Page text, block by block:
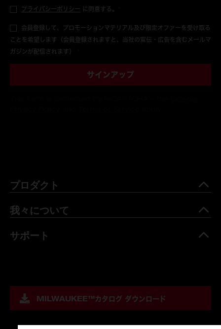
プロダクト
我々について
サポート
プライバシーポリシー に同意する。 *
会員登録して、プロモーションマテリアル及び限定オファーを受け取る
ことを希望します（会員登録されますと、当社の宣伝・広告を含むメールマ
ガジンが配信されます） *
サインアップ
MILWAUKEE™カタログ ダウンロード